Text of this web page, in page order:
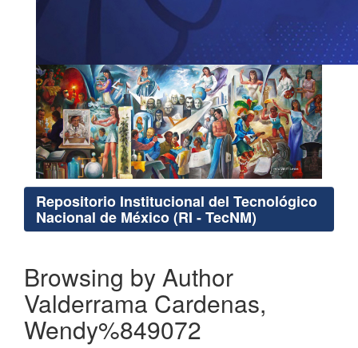
Repositorio Institucional del Tecnológico
Nacional de México (RI - TecNM)
Browsing by Author
Valderrama Cardenas,
Wendy%849072